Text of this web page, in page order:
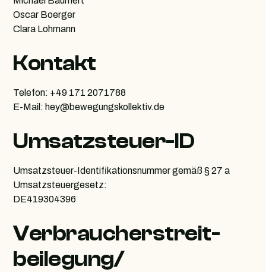
Oscar Boerger
Clara Lohmann
Kontakt
Telefon: ‭+49 171 2071788‬
E-Mail: hey@bewegungskollektiv.de
Umsatzsteuer-ID
Umsatzsteuer-Identifikationsnummer gemäß § 27 a
Umsatzsteuergesetz:
DE419304396
Verbraucher­streit­
beilegung/